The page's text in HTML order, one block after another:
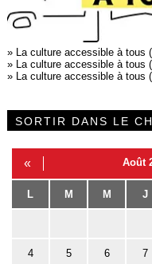
» La culture accessible à tous
» La culture accessible à tous
» La culture accessible à tous
SORTIR DANS LE
« Août
L M M J
4 5 6 7